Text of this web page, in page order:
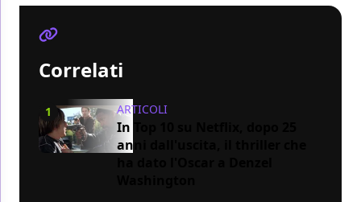
Correlati
1 ARTICOLI
In Top 10 su Netflix, dopo 25
anni dall'uscita, il thriller che